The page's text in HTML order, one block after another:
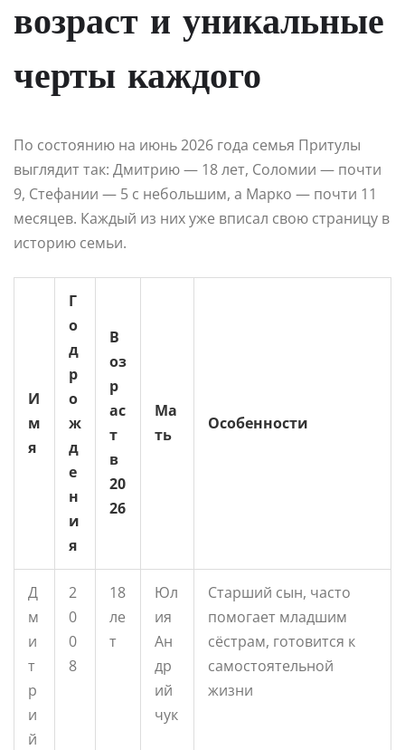
возраст и уникальные
черты каждого
По состоянию на июнь 2026 года семья Притулы
выглядит так: Дмитрию — 18 лет, Соломии — почти
9, Стефании — 5 с небольшим, а Марко — почти 11
месяцев. Каждый из них уже вписал свою страницу в
историю семьи.
И
м
я
Г
о
д
р
о
ж
д
е
н
и
я
В
оз
р
ас
т
в
20
26
Ма
ть
Особенности
Д
м
и
т
р
и
й
2
0
0
8
18
ле
т
Юл
ия
Ан
др
ий
чук
Старший сын, часто
помогает младшим
сёстрам, готовится к
самостоятельной
жизни